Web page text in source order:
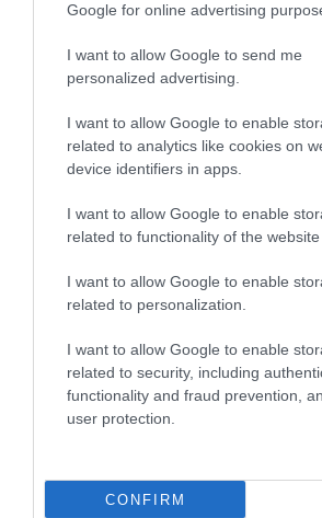
Google for online advertising
I want to allow Google to send me
personalized advertising.
I want to allow Google to enable
related to analytics like cookies on
device identifiers in apps.
I want to allow Google to enable
related to functionality of the website
I want to allow Google to enable
related to personalization.
I want to allow Google to enable
related to security, including
functionality and fraud prevention,
user protection.
CONFIRM
LIFESTYLE
φωτογραφία με τον
δημοσιοποιήσουν τη